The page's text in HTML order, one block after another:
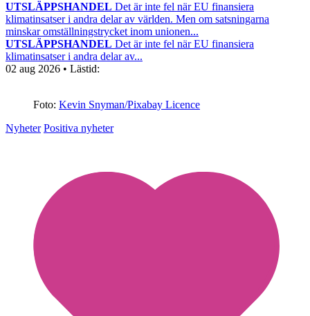
UTSLÄPPSHANDEL Det är inte fel när EU finansiera
klimatinsatser i andra delar av världen. Men om satsningarna
minskar omställningstrycket inom unionen...
UTSLÄPPSHANDEL Det är inte fel när EU finansiera
klimatinsatser i andra delar av...
02 aug 2026 • Lästid:
Foto: Kevin Snyman/Pixabay Licence
Nyheter Positiva nyheter